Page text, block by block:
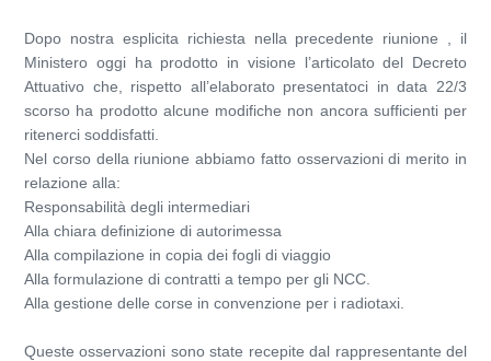
Dopo nostra esplicita richiesta nella precedente riunione , il
Ministero oggi ha prodotto in visione l’articolato del Decreto
Attuativo che, rispetto all’elaborato presentatoci in data 22/3
scorso ha prodotto alcune modifiche non ancora sufficienti per
ritenerci soddisfatti.
Nel corso della riunione abbiamo fatto osservazioni di merito in
relazione alla:
Responsabilità degli intermediari
Alla chiara definizione di autorimessa
Alla compilazione in copia dei fogli di viaggio
Alla formulazione di contratti a tempo per gli NCC.
Alla gestione delle corse in convenzione per i radiotaxi.
Queste osservazioni sono state recepite dal rappresentante del